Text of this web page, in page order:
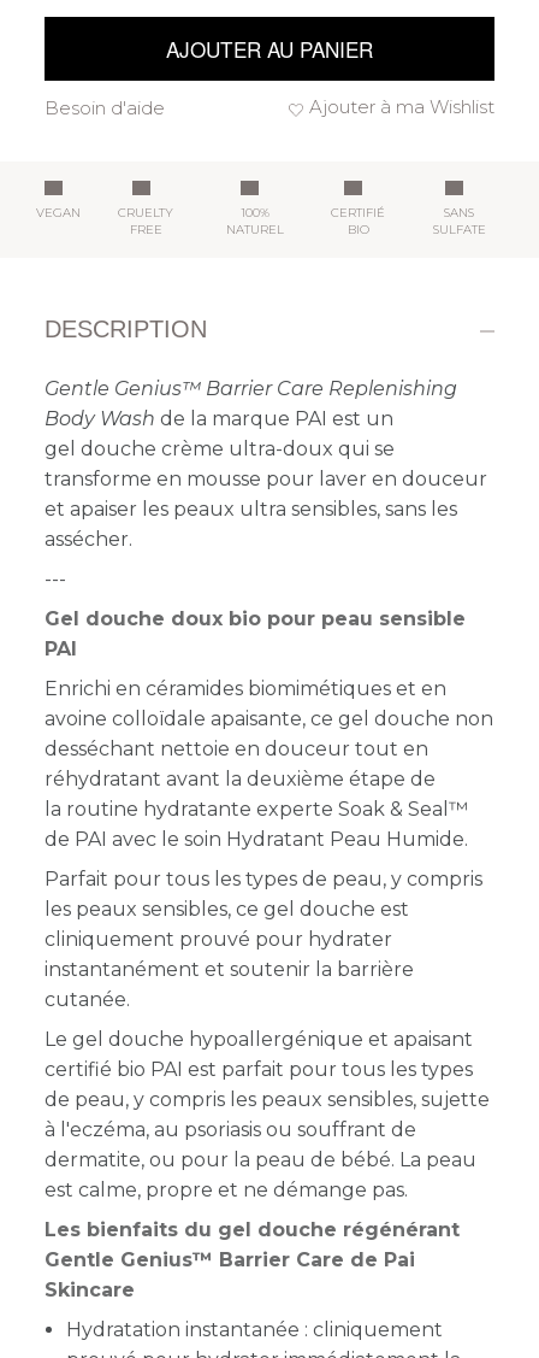
AJOUTER AU PANIER
Ajouter à ma Wishlist
Besoin d'aide
VEGAN
CRUELTY
FREE
100%
NATUREL
CERTIFIÉ
BIO
SANS
SULFATE
DESCRIPTION
Gentle Genius™ Barrier Care Replenishing
Body Washde la marque PAI est un
gel douche crème ultra-doux qui se
transforme en mousse pour laver en douceur
et apaiser les peaux ultra sensibles, sans les
assécher.
---
Gel douche doux bio pour peau sensible
PAI
Enrichi en céramides biomimétiques et en
avoine colloïdale apaisante, ce gel douche non
desséchant nettoie en douceur tout en
réhydratant avant la deuxième étape de
la routine hydratante experte Soak & Seal™
de PAI avec le soin Hydratant Peau Humide.
Parfait pour tous les types de peau, y compris
les peaux sensibles, ce gel douche est
cliniquement prouvé pour hydrater
instantanément et soutenir la barrière
cutanée.
Le gel douche hypoallergénique et apaisant
certifié bio PAI est parfait pour tous les types
de peau, y compris les peaux sensibles, sujette
à l'eczéma, au psoriasis ou souffrant de
dermatite, ou pour la peau de bébé. La peau
est calme, propre et ne démange pas.
Les bienfaits du gel douche régénérant
Gentle Genius™ Barrier Care de Pai
Skincare
Hydratation instantanée : cliniquement